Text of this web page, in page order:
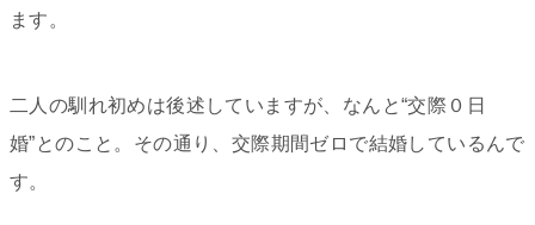
ます。
二人の馴れ初めは後述していますが、なんと“交際０日
婚”とのこと。その通り、交際期間ゼロで結婚しているんで
す。